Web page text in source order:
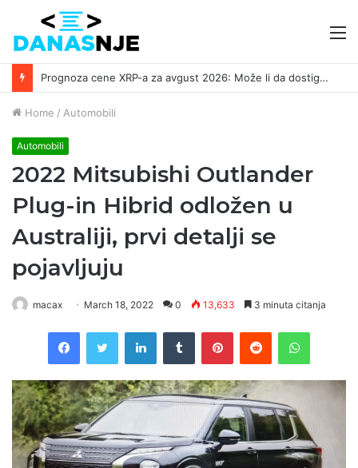
Prognoza cene XRP-a za avgust 2026: Može li da dostigne 1,50 dolara? ￼
Home / Automobili
Automobili
2022 Mitsubishi Outlander
Plug-in Hibrid odložen u
Australiji, prvi detalji se
pojavljuju
macax March 18, 2022 0 13,633 3 minuta citanja
FacebookTwitter LinkedInTumblr PinterestReddit